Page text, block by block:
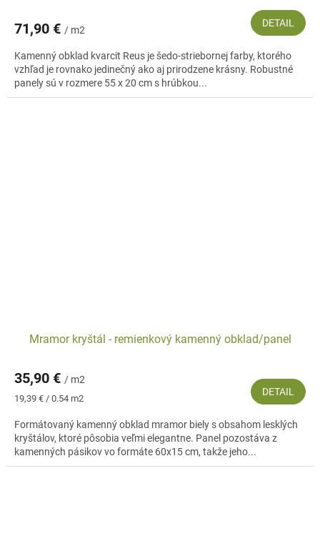
71,90 € / m2
DETAIL
Kamenný obklad kvarcit Reus je šedo-striebornej farby, ktorého
vzhľad je rovnako jedinečný ako aj prirodzene krásny. Robustné
panely sú v rozmere 55 x 20 cm s hrúbkou...
Mramor kryštál - remienkový kamenný obklad/panel
35,90 € / m2
Jednotková
19,39 € / 0.54 m2
DETAIL
Formátovaný kamenný obklad mramor biely s obsahom lesklých
kryštálov, ktoré pôsobia veľmi elegantne. Panel pozostáva z
kamenných pásikov vo formáte 60x15 cm, takže jeho...